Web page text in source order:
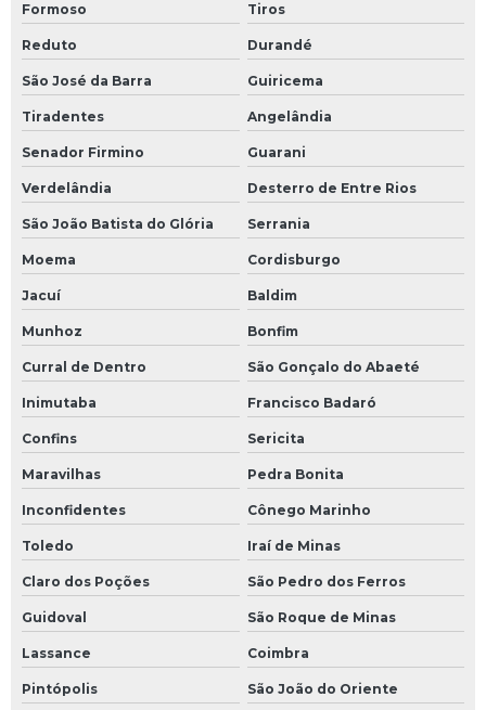
Formoso Tiros
Reduto Durandé
São José da Barra Guiricema
Tiradentes Angelândia
Senador Firmino Guarani
Verdelândia Desterro de Entre Rios
São João Batista do Glória Serrania
Moema Cordisburgo
Jacuí Baldim
Munhoz Bonfim
Curral de Dentro São Gonçalo do Abaeté
Inimutaba Francisco Badaró
Confins Sericita
Maravilhas Pedra Bonita
Inconfidentes Cônego Marinho
Toledo Iraí de Minas
Claro dos Poções São Pedro dos Ferros
Guidoval São Roque de Minas
Lassance Coimbra
Pintópolis São João do Oriente